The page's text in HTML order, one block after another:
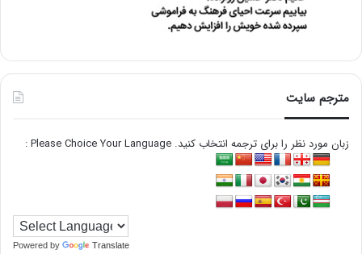
مترجم سایت
زبان مورد نظر را برای ترجمه انتخاب کنید. Please Choice Your Language :
Powered by Translate